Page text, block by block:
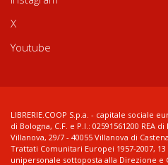
X
Youtube
LIBRERIE.COOP S.p.a. - capitale sociale
di Bologna, C.F. e P.I.: 02591561200 REA
Villanova, 29/7 - 40055 Villanova di
Trattati Comunitari Europei 1957-2007, 13
unipersonale sottoposta alla Direzione e